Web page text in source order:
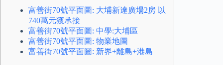
富善街70號平面圖: 大埔新達廣場2房 以
740萬元獲承接
富善街70號平面圖: 中學:大埔區
富善街70號平面圖: 物業地圖
富善街70號平面圖: 新界+離島+港島